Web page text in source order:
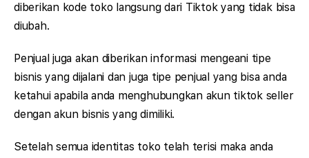
diberikan kode toko langsung dari Tiktok yang tidak bisa
diubah.
Penjual juga akan diberikan informasi mengeani tipe
bisnis yang dijalani dan juga tipe penjual yang bisa anda
ketahui apabila anda menghubungkan akun tiktok seller
dengan akun bisnis yang dimiliki.
Setelah semua identitas toko telah terisi maka anda